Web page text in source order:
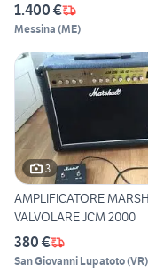
1.400 €
Messina (ME)
3
AMPLIFICATORE
VALVOLARE JCM 2000
380 €
San Giovanni Lupatoto(VR)